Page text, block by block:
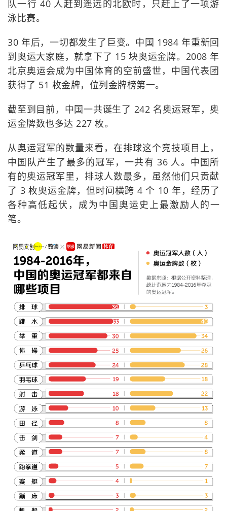
队一行 40 人赶到遥远的北欧时，只赶上了一项游
泳比赛。
30 年后，一切都发生了巨变。中国 1984 年重新回
到奥运大家庭，就拿下了 15 块奥运金牌。2008 年
北京奥运会成为中国体育的空前盛世，中国代表团
获得了 51 枚金牌，位列金牌榜第一。
截至到目前，中国一共诞生了 242 名奥运冠军，奥
运金牌数也多达 227 枚。
从奥运冠军的数量来看，在排球这个竞技项目上，
中国队产生了最多的冠军，一共有 36 人。中国所
有的奥运冠军里，排球人数最多，虽然他们只贡献
了 3 枚奥运金牌，但时间横跨 4 个 10 年，经历了
各种高低起伏，成为中国奥运史上最激励人的一
笔。